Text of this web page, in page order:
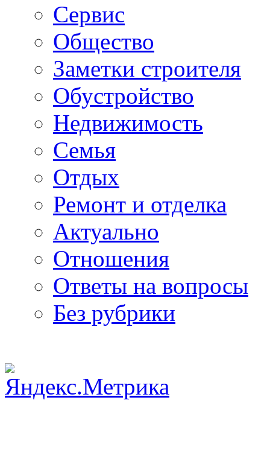
Сервис
Общество
Заметки строителя
Обустройство
Недвижимость
Семья
Отдых
Ремонт и отделка
Актуально
Отношения
Ответы на вопросы
Без рубрики